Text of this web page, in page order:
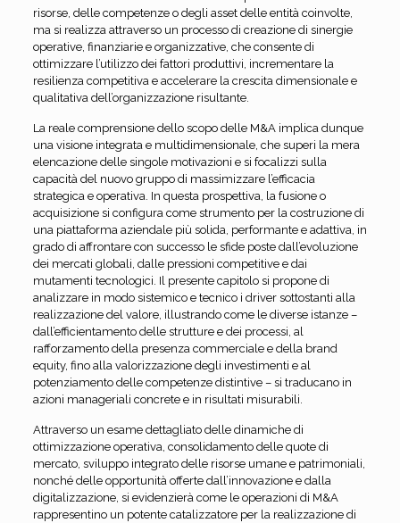
risorse, delle competenze o degli asset delle entità coinvolte,
ma si realizza attraverso un processo di creazione di sinergie
operative, finanziarie e organizzative, che consente di
ottimizzare l’utilizzo dei fattori produttivi, incrementare la
resilienza competitiva e accelerare la crescita dimensionale e
qualitativa dell’organizzazione risultante.
La reale comprensione dello scopo delle M&A implica dunque
una visione integrata e multidimensionale, che superi la mera
elencazione delle singole motivazioni e si focalizzi sulla
capacità del nuovo gruppo di massimizzare l’efficacia
strategica e operativa. In questa prospettiva, la fusione o
acquisizione si configura come strumento per la costruzione di
una piattaforma aziendale più solida, performante e adattiva, in
grado di affrontare con successo le sfide poste dall’evoluzione
dei mercati globali, dalle pressioni competitive e dai
mutamenti tecnologici. Il presente capitolo si propone di
analizzare in modo sistemico e tecnico i driver sottostanti alla
realizzazione del valore, illustrando come le diverse istanze –
dall’efficientamento delle strutture e dei processi, al
rafforzamento della presenza commerciale e della brand
equity, fino alla valorizzazione degli investimenti e al
potenziamento delle competenze distintive – si traducano in
azioni manageriali concrete e in risultati misurabili.
Attraverso un esame dettagliato delle dinamiche di
ottimizzazione operativa, consolidamento delle quote di
mercato, sviluppo integrato delle risorse umane e patrimoniali,
nonché delle opportunità offerte dall’innovazione e dalla
digitalizzazione, si evidenzierà come le operazioni di M&A
rappresentino un potente catalizzatore per la realizzazione di